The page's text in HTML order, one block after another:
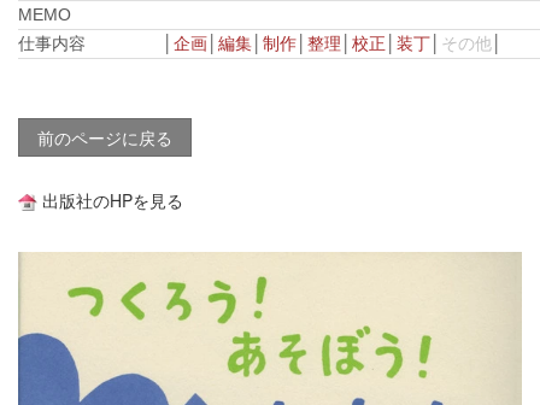
MEMO
仕事内容
企画 編集 制作 整理 校正 装丁 その他
前のページに戻る
出版社のHPを見る